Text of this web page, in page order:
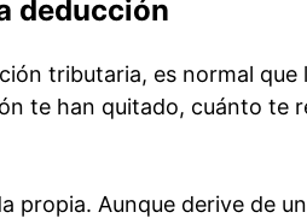
deducción
tributaria, es normal que
te han quitado, cuánto te
propia. Aunque derive de